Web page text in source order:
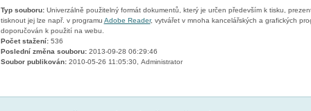
Typ souboru:Univerzálně použitelný formát dokumentů, který je určen především k tisku,
tisknout jej lze např. v programu Adobe Reader, vytvářet v mnoha kancelářských a grafických
doporučován k použití na webu.
Počet stažení:536
Poslední změna souboru:2013-09-28 06:29:46
Soubor publikován:2010-05-26 11:05:30, Administrator